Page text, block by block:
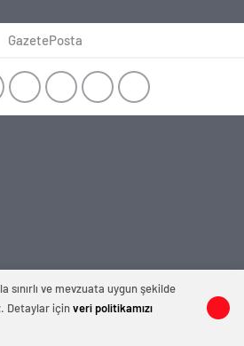
GazetePosta
sınırlı ve mevzuata uygun şekilde
Detaylar içinveri politikamızı